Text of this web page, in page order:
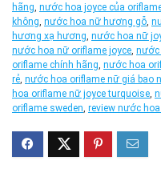
hãng, nước hoa joyce của
không, nước hoa nữ hương gỗ,
hương xạ hương, nước hoa nữ
nước hoa nữ oriflame joyce, nước
oriflame chính hãng, nước hoa
rẻ, nước hoa oriflame nữ giá bao
hoa oriflame nữ joyce turquoise,
oriflame sweden, review nước